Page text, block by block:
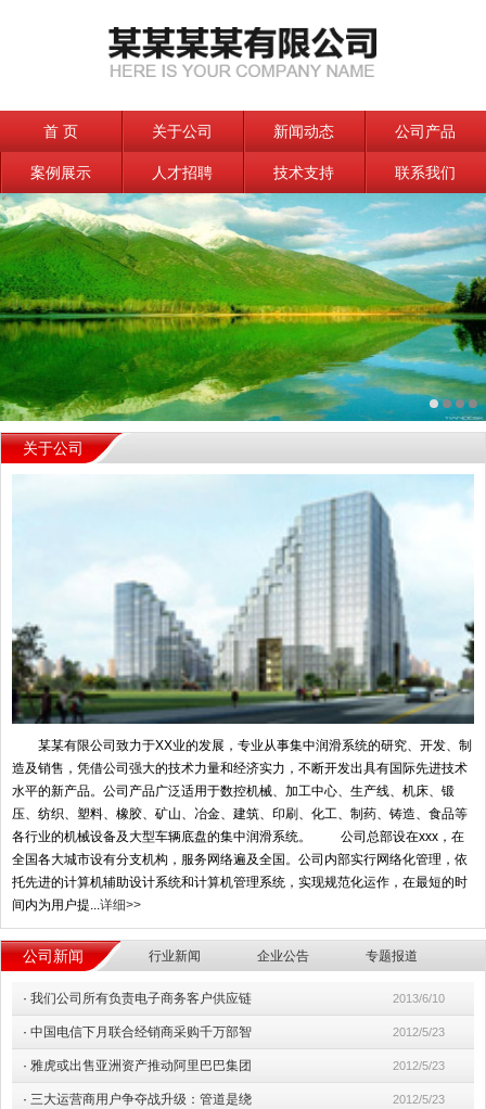
首 页 关于公司 新闻动态 公司产品
案例展示 人才招聘 技术支持 联系我们
关于公司
某某有限公司致力于XX业的发展，专业从事集中润滑系统的研究、开发、制
造及销售，凭借公司强大的技术力量和经济实力，不断开发出具有国际先进技术
水平的新产品。公司产品广泛适用于数控机械、加工中心、生产线、机床、锻
压、纺织、塑料、橡胶、矿山、冶金、建筑、印刷、化工、制药、铸造、食品等
各行业的机械设备及大型车辆底盘的集中润滑系统。 公司总部设在xxx，在
全国各大城市设有分支机构，服务网络遍及全国。公司内部实行网络化管理，依
托先进的计算机辅助设计系统和计算机管理系统，实现规范化运作，在最短的时
间内为用户提...详细>>
公司新闻 行业新闻 企业公告 专题报道
· 我们公司所有负责电子商务客户供应链 2013/6/10
· 中国电信下月联合经销商采购千万部智 2012/5/23
· 雅虎或出售亚洲资产推动阿里巴巴集团 2012/5/23
· 三大运营商用户争夺战升级：管道是绕 2012/5/23